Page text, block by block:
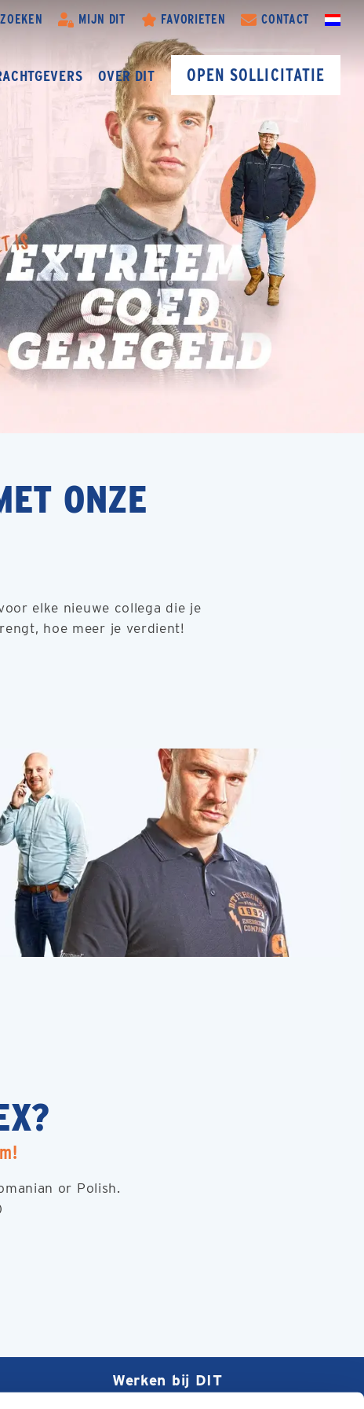
ZOEKEN MIJN DIT FAVORIETEN CONTACT
OVER DIT OPEN SOLLICITATIE
ONZE
elke nieuwe collega die je
hoe meer je verdient!
or Polish.
Werken bij DIT